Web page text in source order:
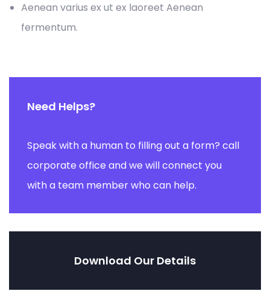
Aenean varius ex ut ex laoreet Aenean
fermentum.
Need Helps?
Speak with a human to filling out a form? call
corporate office and we will connect you
with a team member who can help.
Download Our Details